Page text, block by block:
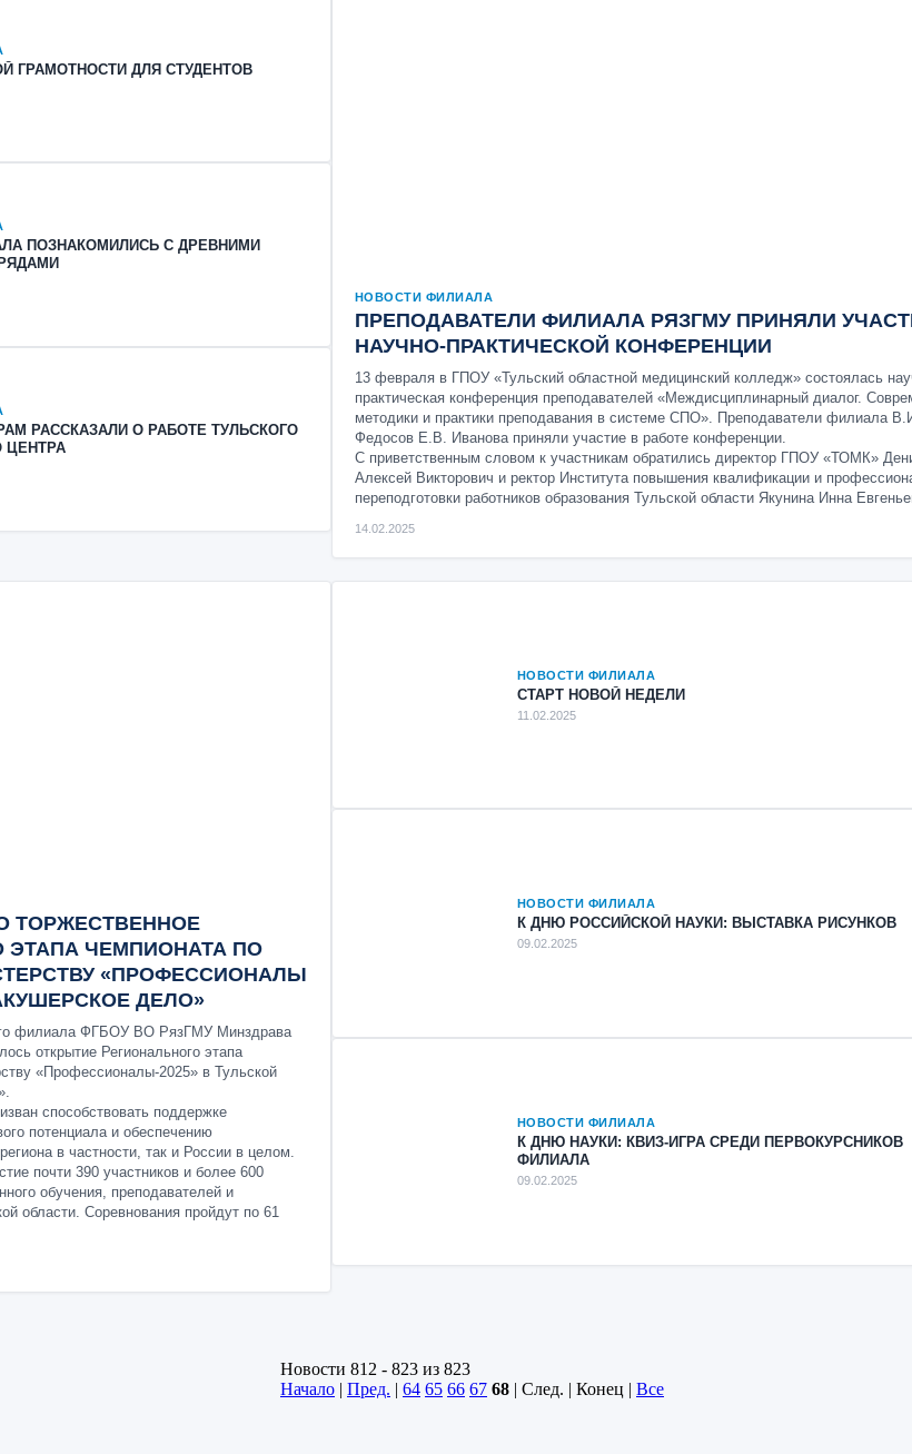
ГРАМОТНОСТИ ДЛЯ СТУДЕНТОВ
ПОЗНАКОМИЛИСЬ С ДРЕВНИМИ
РАССКАЗАЛИ О РАБОТЕ ТУЛЬСКОГО
ЦЕНТРА
НОВОСТИ ФИЛИАЛА
ПРЕПОДАВАТЕЛИ ФИЛИАЛА РЯЗГМУ ПРИНЯЛИ
НАУЧНО-ПРАКТИЧЕСКОЙ КОНФЕРЕНЦИИ
13 февраля в ГПОУ «Тульский областной медицинский колледж» состоялась
практическая конференция преподавателей «Междисциплинарный диалог.
методики и практики преподавания в системе СПО». Преподаватели филиала
Федосов Е.В. Иванова приняли участие в работе конференции.
С приветственным словом к участникам обратились директор ГПОУ «ТОМК»
Алексей Викторович и ректор Института повышения квалификации и
переподготовки работников образования Тульской области Якунина Инна
14.02.2025
ТОРЖЕСТВЕННОЕ
ЭТАПА ЧЕМПИОНАТА ПО
«ПРОФЕССИОНАЛЫ
ДЕЛО»
филиала ФГБОУ ВО РязГМУ Минздрава
открытие Регионального этапа
«Профессионалы-2025» в Тульской
способствовать поддержке
потенциала и обеспечению
в частности, так и России в целом.
почти 390 участников и более 600
обучения, преподавателей и
области. Соревнования пройдут по 61
НОВОСТИ ФИЛИАЛА
СТАРТ НОВОЙ НЕДЕЛИ
11.02.2025
НОВОСТИ ФИЛИАЛА
К ДНЮ РОССИЙСКОЙ НАУКИ: ВЫСТАВКА РИСУНКОВ
09.02.2025
НОВОСТИ ФИЛИАЛА
К ДНЮ НАУКИ: КВИЗ-ИГРА СРЕДИ ПЕРВОКУРСНИКОВ
ФИЛИАЛА
09.02.2025
Новости 812 - 823 из 823
Начало | Пред. | 64 65 66 67 68 | След. | Конец | Все